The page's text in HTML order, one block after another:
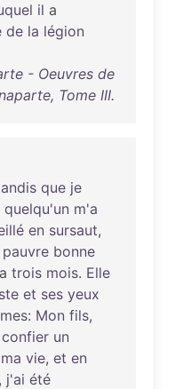
il a
de la légion
- Oeuvres de
Tome III.
que je
quelqu'un m'a
en sursaut,
pauvre bonne
trois mois. Elle
et ses yeux
: Mon fils,
confier un
ma vie, et en
, j'ai été